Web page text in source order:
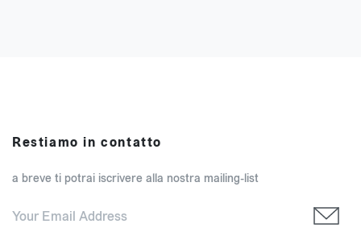
Restiamo in contatto
a breve ti potrai iscrivere alla nostra mailing-list